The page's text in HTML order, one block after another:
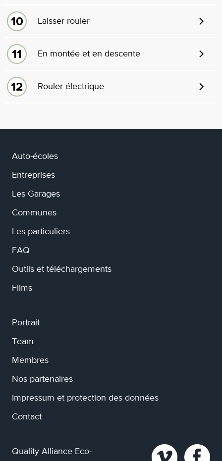
Laisser rouler
En montée et en descente
Rouler électrique
Auto-écoles
Entreprises
Les Garages
Communes
Les particuliers
FAQ
Outils et téléchargements
Films
Portrait
Team
Membres
Nos partenaires
Impressum et protection des données
Contact
Quality Alliance Eco-